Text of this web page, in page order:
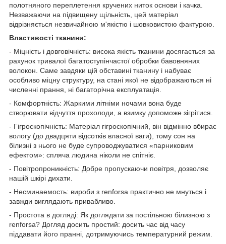
полотняного переплетення кручених ниток основи і качка.
Незважаючи на підвищену щільність, цей матеріал
відрізняється незвичайною м'якістю і шовковистою фактурою.
Властивості тканини:
- Міцність і довговічність: висока якість тканини досягається за
рахунок тривалої багатоступінчастої обробки бавовняних
волокон. Саме завдяки цій обставині тканину і набуває
особливо міцну структуру, на стані якої не відображаються ні
численні прання, ні багаторічна експлуатація.
- Комфортність: Жаркими літніми ночами вона буде
створювати відчуття прохолоди, а взимку допоможе зігрітися.
- Гігроскопічність: Матеріал гігроскопічний, він відмінно вбирає
вологу (до двадцяти відсотків власної ваги), тому сон на
білизні з нього не буде супроводжуватися «парниковим
ефектом»: спляча людина ніколи не спітніє.
- Повітропроникність: Добре пропускаючи повітря, дозволяє
нашій шкірі дихати.
- Несминаемость: вироби з renforsa практично не мнуться і
завжди виглядають привабливо.
- Простота в догляді: Як доглядати за постільною білизною з
renforsa? Догляд досить простий: досить час від часу
піддавати його пранні, дотримуючись температурний режим.